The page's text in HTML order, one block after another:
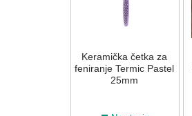
Keramička četka za
feniranje Termic Pastel
25mm